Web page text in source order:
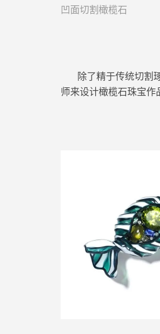
凹面切割橄榄石
除了精于传统切割
师来设计橄榄石珠宝作